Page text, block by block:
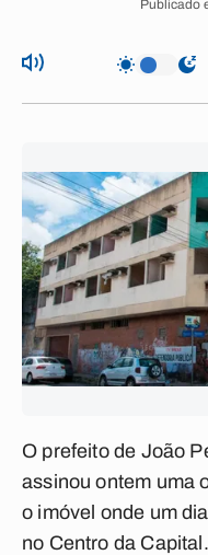
Publicado
O prefeito de João
assinou ontem uma
o imóvel onde um
no Centro da